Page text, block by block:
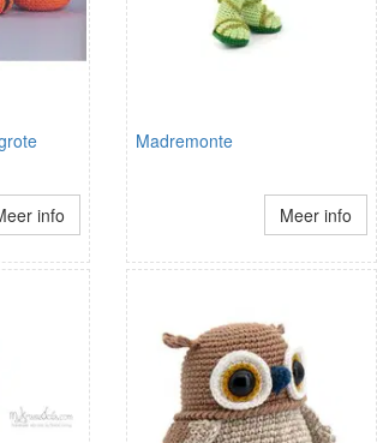
info
Madremonte
Meer info